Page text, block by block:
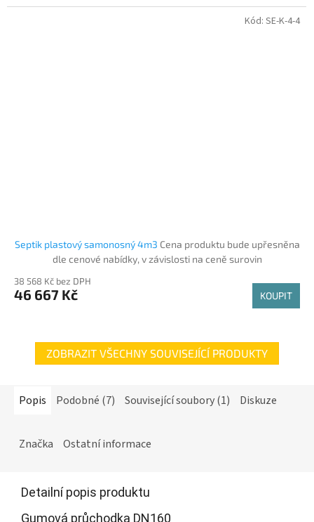
Septik plastový samonosný 4m3 Cena produktu bude upřesněna
dle cenové nabídky, v závislosti na ceně surovin
38 568 Kč bez DPH
46 667 Kč KOUPIT
Kód: SE-K-4-4
ZOBRAZIT VŠECHNY SOUVISEJÍCÍ PRODUKTY
Popis Podobné (7) Související soubory (1) Diskuze
Značka Ostatní informace
Detailní popis produktu
Gumová průchodka DN160